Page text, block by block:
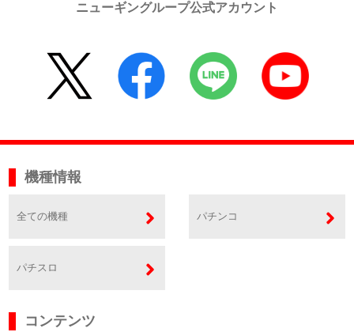
ニューギングループ公式アカウント
機種情報
全ての機種 パチンコ
パチスロ
コンテンツ